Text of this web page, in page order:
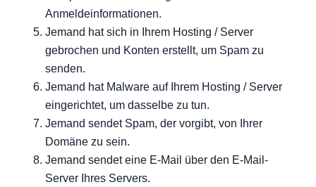
Anmeldeinformationen.
Jemand hat sich in Ihrem Hosting / Server
gebrochen und Konten erstellt, um Spam zu
senden.
Jemand hat Malware auf Ihrem Hosting / Server
eingerichtet, um dasselbe zu tun.
Jemand sendet Spam, der vorgibt, von Ihrer
Domäne zu sein.
Jemand sendet eine E-Mail über den E-Mail-
Server Ihres Servers.